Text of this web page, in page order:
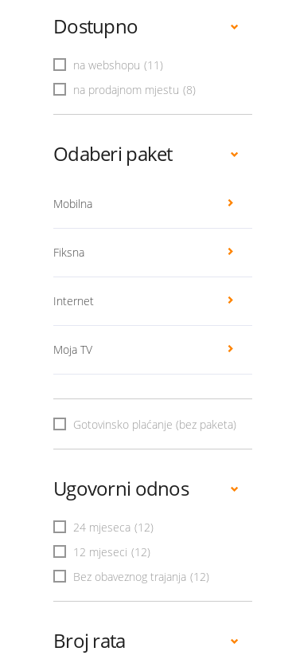
Dostupno
na webshopu (11)
na prodajnom mjestu (8)
Odaberi paket
Mobilna
Fiksna
Internet
Moja TV
Gotovinsko plaćanje (bez paketa)
Ugovorni odnos
24 mjeseca (12)
12 mjeseci (12)
Bez obaveznog trajanja (12)
Broj rata